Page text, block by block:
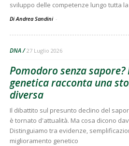
sviluppo delle competenze lungo tutta
Di Andrea Sandini -
DNA 27 Luglio 2026
Pomodoro senza sapore?
genetica racconta una
diversa
Il dibattito sul presunto declino del
è tornato d'attualità. Ma cosa dicono
Distinguiamo tra evidenze,
miglioramento genetico